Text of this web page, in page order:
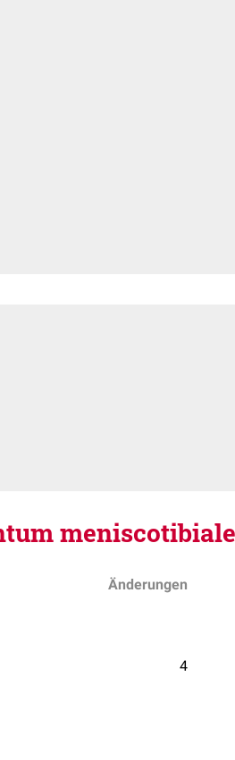
Änderungen
4